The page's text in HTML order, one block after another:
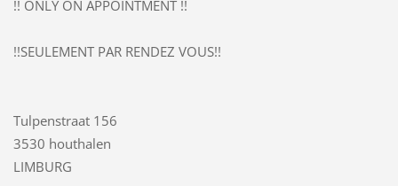
!! ONLY ON APPOINTMENT !!
!!SEULEMENT PAR RENDEZ VOUS!!
Tulpenstraat 156
3530 houthalen
LIMBURG